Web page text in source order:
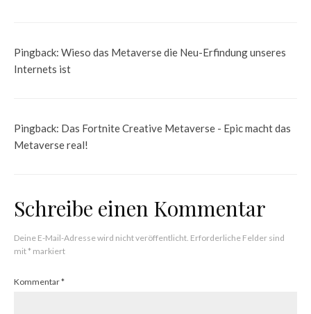
Pingback: Wieso das Metaverse die Neu-Erfindung unseres
Internets ist
Pingback: Das Fortnite Creative Metaverse - Epic macht das
Metaverse real!
Schreibe einen Kommentar
Deine E-Mail-Adresse wird nicht veröffentlicht. Erforderliche Felder sind
mit* markiert
Kommentar*